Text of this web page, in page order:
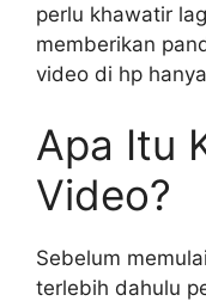
perlu khawatir
memberikan
video di hp
Apa Itu
Video?
Sebelum
terlebih dahulu